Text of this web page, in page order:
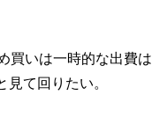
買いは一時的な出費は
て回りたい。